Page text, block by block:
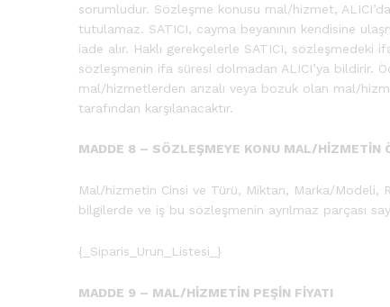
sorumludur. Sözleşme konusu mal/hizmet,
tutulamaz. SATICI, cayma beyanının kendisine
iade alır. Haklı gerekçelerle SATICI, sözleşmedeki
sözleşmenin ifa süresi dolmadan ALICI’ya bildirir.
mal/hizmetlerden arızalı veya bozuk olan mal/
tarafından karşılanacaktır.
MADDE 8 – SÖZLEŞMEYE KONU MAL/HİZMETİN
Mal/hizmetin Cinsi ve Türü, Miktarı, Marka/Modeli,
bilgilerde ve iş bu sözleşmenin ayrılmaz parçası
{_Siparis_Urun_Listesi_}
MADDE 9 – MAL/HİZMETİN PEŞİN FİYATI